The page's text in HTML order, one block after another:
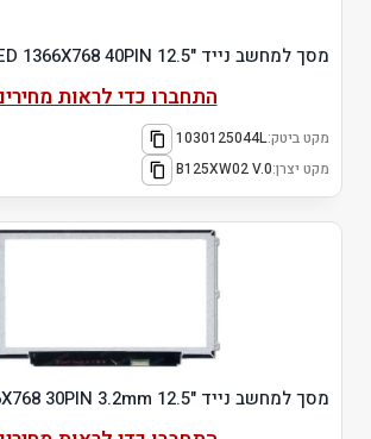
מסך למחשב נייד "12.5 LED 1366X768 40PIN
התחברו כדי לראות
מקט ביטק:1030125044L
מקט יצרן:B125XW02 V.0
מסך למחשב נייד "12.5 LED HD 1366X768 30PIN 3.2mm